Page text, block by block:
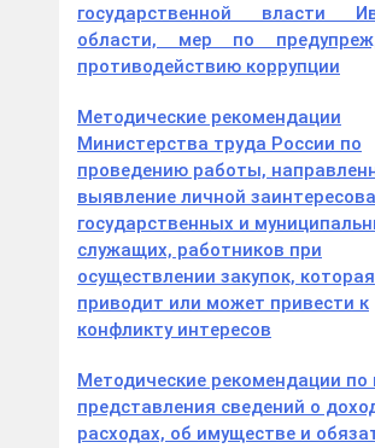
государственной власти
области, мер по
противодействию коррупции
Методические рекомендации
Министерства труда России по
проведению работы,
выявление личной
государственных и
служащих, работников при
осуществлении закупок, которая
приводит или может привести к
конфликту интересов
Методические рекомендации по
представления сведений о
расходах, об имуществе и